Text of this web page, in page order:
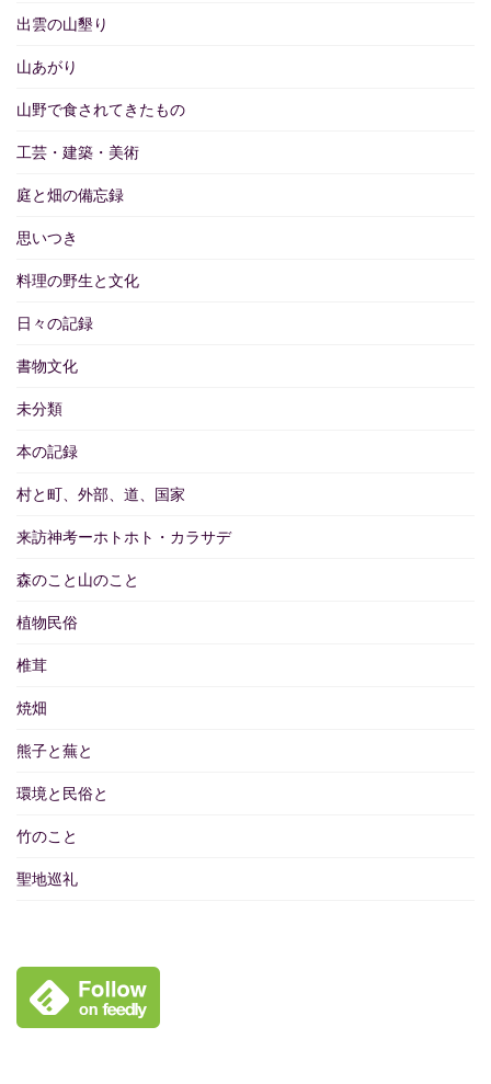
出雲の山墾り
山あがり
山野で食されてきたもの
工芸・建築・美術
庭と畑の備忘録
思いつき
料理の野生と文化
日々の記録
書物文化
未分類
本の記録
村と町、外部、道、国家
来訪神考ーホトホト・カラサデ
森のこと山のこと
植物民俗
椎茸
焼畑
熊子と蕪と
環境と民俗と
竹のこと
聖地巡礼